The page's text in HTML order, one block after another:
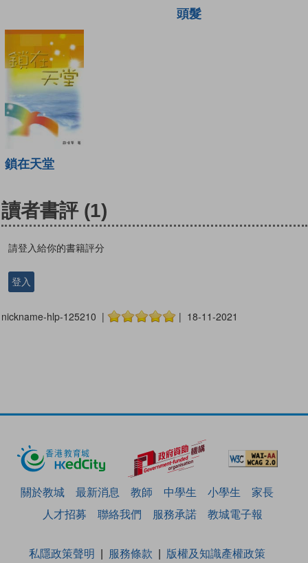
頭髮
鎖在天堂
讀者書評 (1)
請登入給你的書籍評分
登入
nickname-hlp-125210 | | 18-11-2021
關於教城 最新消息 教師 中學生 小學生
家長
人才招募
聯絡我們 服務承諾 教城電子報
私隱政策聲明 服務條款
版權及知識產權政策